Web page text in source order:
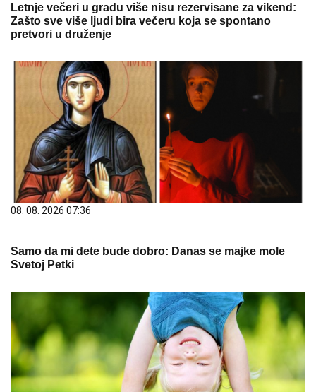
Letnje večeri u gradu više nisu rezervisane za vikend:
Zašto sve više ljudi bira večeru koja se spontano
pretvori u druženje
08. 08. 2026 07:36
Samo da mi dete bude dobro: Danas se majke mole
Svetoj Petki